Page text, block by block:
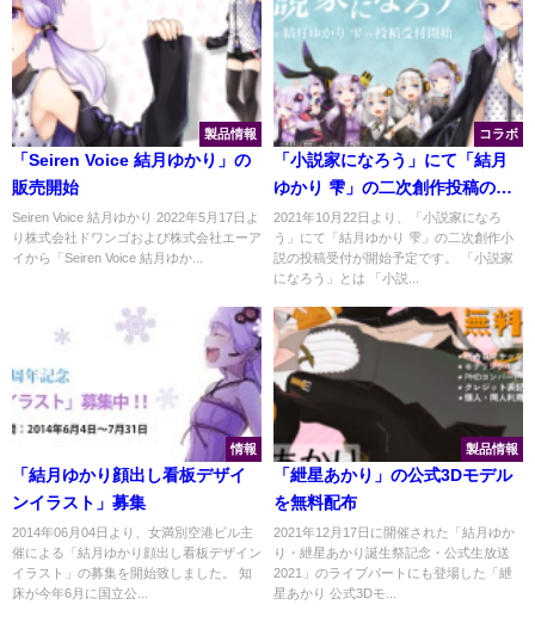
製品情報
「Seiren Voice 結月ゆかり」の
販売開始
Seiren Voice 結月ゆかり 2022年5月17日よ
り株式会社ドワンゴおよび株式会社エーア
イから「Seiren Voice 結月ゆか...
コラボ
「小説家になろう」にて「結月
ゆかり 雫」の二次創作投稿の受
付開始
2021年10月22日より、「小説家になろ
う」にて「結月ゆかり 雫」の二次創作小
説の投稿受付が開始予定です。 「小説家
になろう」とは 「小説...
情報
「結月ゆかり顔出し看板デザイ
ンイラスト」募集
2014年06月04日より、女満別空港ビル主
催による「結月ゆかり顔出し看板デザイン
イラスト」の募集を開始致しました。 知
床が今年6月に国立公...
製品情報
「紲星あかり」の公式3Dモデル
を無料配布
2021年12月17日に開催された「結月ゆか
り・紲星あかり誕生祭記念・公式生放送
2021」のライブパートにも登場した「紲
星あかり 公式3Dモ...